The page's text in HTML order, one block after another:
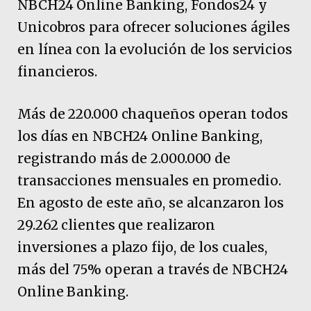
NBCH24 Online Banking, Fondos24 y
Unicobros para ofrecer soluciones ágiles
en línea con la evolución de los servicios
financieros.
Más de 220.000 chaqueños operan todos
los días en NBCH24 Online Banking,
registrando más de 2.000.000 de
transacciones mensuales en promedio.
En agosto de este año, se alcanzaron los
29.262 clientes que realizaron
inversiones a plazo fijo, de los cuales,
más del 75% operan a través de NBCH24
Online Banking.